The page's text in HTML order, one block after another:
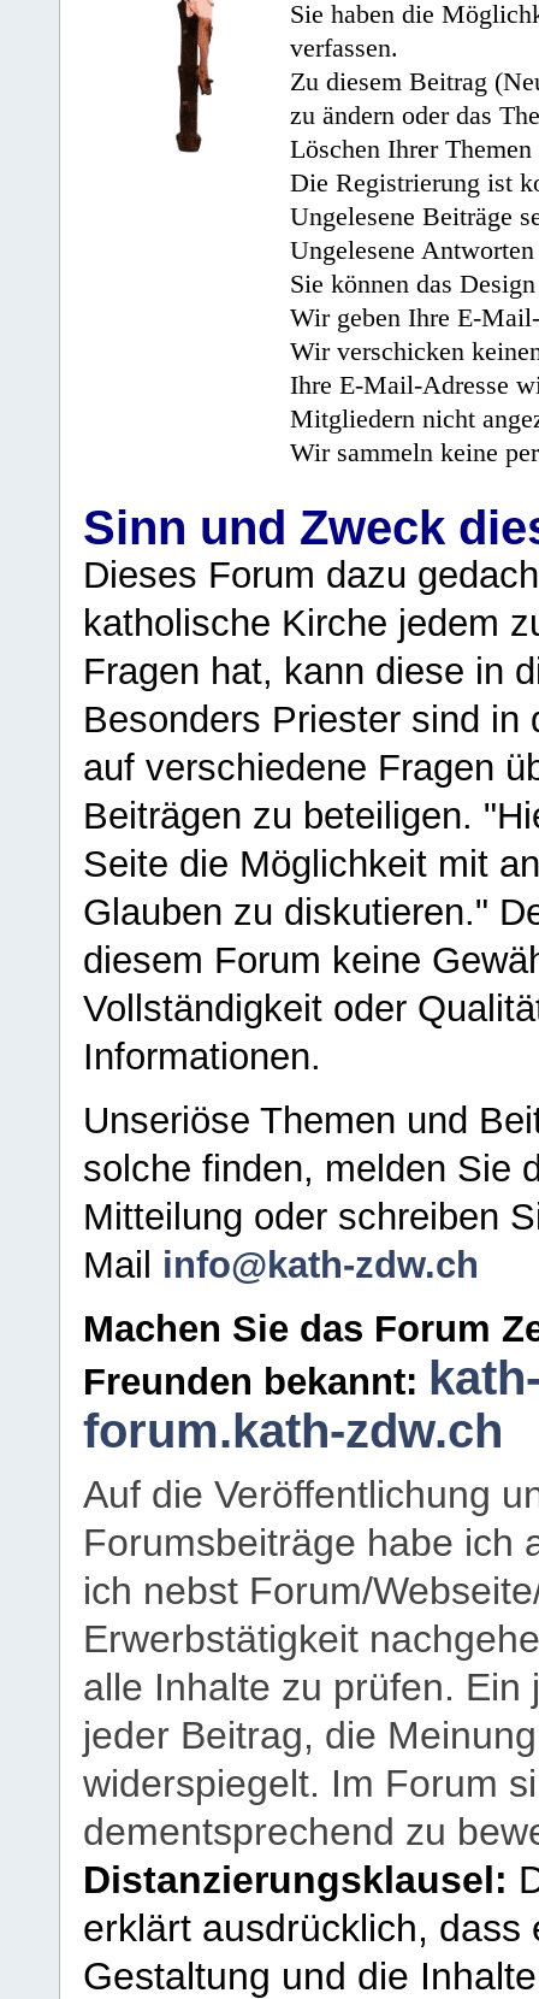
Sie haben die
verfassen.
Zu diesem Beitrag
zu ändern oder das
Löschen Ihrer
Die Registrierung ist
Ungelesene Beiträge
Ungelesene
Sie können das
Wir geben Ihre E-
Wir verschicken
Ihre E-Mail-Adresse
Mitgliedern nicht
Wir sammeln keine
Sinn und Zweck
Dieses Forum dazu
katholische Kirche jedem
Fragen hat, kann diese in
Besonders Priester sind in
auf verschiedene Fragen
Beiträgen zu beteiligen.
Seite die Möglichkeit mit
Glauben zu diskutieren."
diesem Forum keine
Vollständigkeit oder
Informationen.
Unseriöse Themen und
solche finden, melden Sie
Mitteilung oder schreiben
Mail info@kath-zdw.ch
Machen Sie das Forum
Freunden bekannt:
forum.kath-zdw.ch
Auf die Veröffentlichung
Forumsbeiträge habe ich
ich nebst Forum/
Erwerbstätigkeit
alle Inhalte zu prüfen.
jeder Beitrag, die
widerspiegelt. Im Forum
dementsprechend zu
Distanzierungsklausel:
erklärt ausdrücklich,
Gestaltung und die